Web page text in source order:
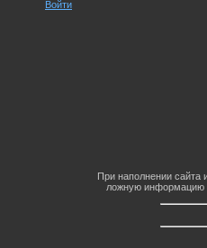
Войти
При наполнении сайта
ложную информацию